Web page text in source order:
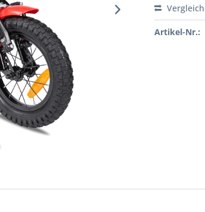
Artikel-Nr.: